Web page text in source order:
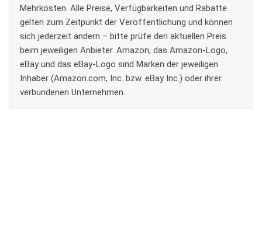
Mehrkosten. Alle Preise, Verfügbarkeiten und Rabatte
gelten zum Zeitpunkt der Veröffentlichung und können
sich jederzeit ändern – bitte prüfe den aktuellen Preis
beim jeweiligen Anbieter. Amazon, das Amazon-Logo,
eBay und das eBay-Logo sind Marken der jeweiligen
Inhaber (Amazon.com, Inc. bzw. eBay Inc.) oder ihrer
verbundenen Unternehmen.